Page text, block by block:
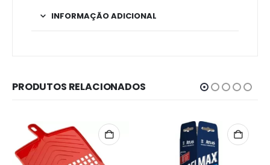
INFORMAÇÃO ADICIONAL
PRODUTOS RELACIONADOS